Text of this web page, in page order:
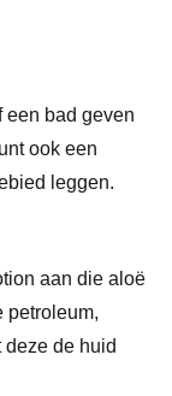
een bad geven
ook een
leggen.
aan die aloë
petroleum,
de huid